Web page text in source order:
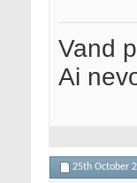
Vand
Ai
25th October